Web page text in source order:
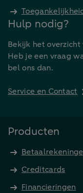
Hulp nodig?
Bekijk het
Heb je een vraag
bel ons dan.
Service en Contact
Producten
Creditcards
Financieringen